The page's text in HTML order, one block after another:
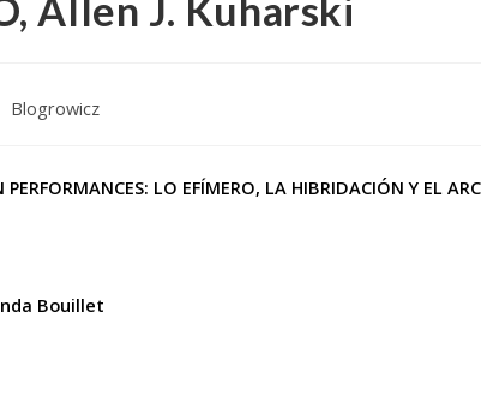
Allen J. Kuharski
Blogrowicz
LO EFÍMERO, LA HIBRIDACIÓN Y EL
Bouillet